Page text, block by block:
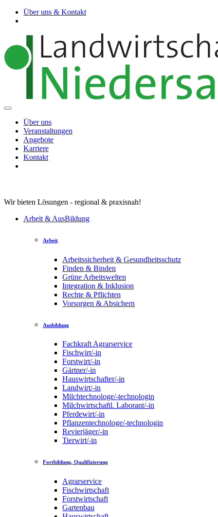
Über uns & Kontakt
Über uns
Veranstaltungen
Angebote
Karriere
Kontakt
Wir bieten Lösungen - regional & praxisnah!
Arbeit & AusBildung
Arbeit
Arbeitssicherheit & Gesundheitsschutz
Finden & Binden
Grüne Arbeitswelten
Integration & Inklusion
Rechte & Pflichten
Vorsorgen & Absichern
Ausbildung
Fachkraft Agrarservice
Fischwirt/-in
Forstwirt/-in
Gärtner/-in
Hauswirtschafter/-in
Landwirt/-in
Milchtechnologe/-technologin
Milchwirtschaftl. Laborant/-in
Pferdewirt/-in
Pflanzentechnologe/-technologin
Revierjäger/-in
Tierwirt/-in
Fortbildung, Qualifizierung
Agrarservice
Fischwirtschaft
Forstwirtschaft
Gartenbau